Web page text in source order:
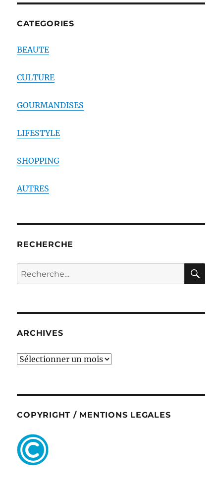
CATEGORIES
BEAUTE
CULTURE
GOURMANDISES
LIFESTYLE
SHOPPING
AUTRES
RECHERCHE
Recherche
pour :
ARCHIVES
ARCHIVES
COPYRIGHT / MENTIONS LEGALES